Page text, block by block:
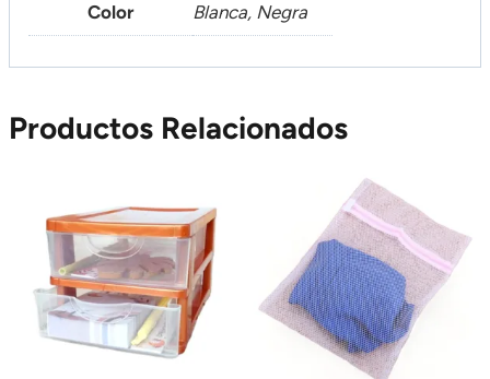
Color Blanca, Negra
Productos Relacionados